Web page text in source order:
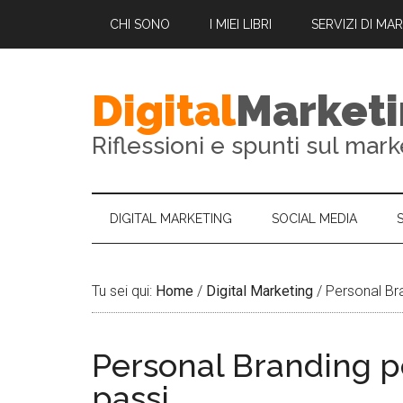
CHI SONO I MIEI LIBRI SERVIZI DI
Digital
Riflessioni e spunti sul
DIGITAL MARKETING SOCIAL MEDIA
Tu sei qui: Home / Digital Marketing / Personal
Personal Branding